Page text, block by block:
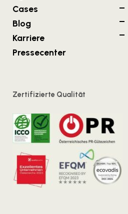
Cases
Blog
Karriere
Pressecenter
Zertifizierte Qualität